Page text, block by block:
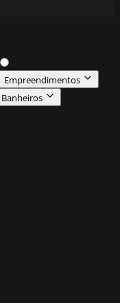
Empreendimentos
Banheiros